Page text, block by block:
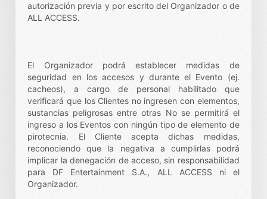
autorización previa y por escrito del Organizador o de
ALL ACCESS.
El Organizador podrá establecer medidas de
seguridad en los accesos y durante el Evento (ej.
cacheos), a cargo de personal habilitado que
verificará que los Clientes no ingresen con elementos,
sustancias peligrosas entre otras No se permitirá el
ingreso a los Eventos con ningún tipo de elemento de
pirotecnia. El Cliente acepta dichas medidas,
reconociendo que la negativa a cumplirlas podrá
implicar la denegación de acceso, sin responsabilidad
para DF Entertainment S.A., ALL ACCESS ni el
Organizador.